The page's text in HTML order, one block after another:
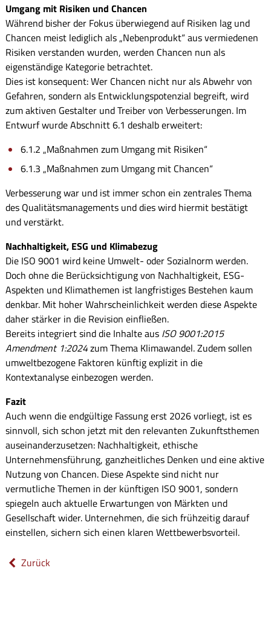
Umgang mit Risiken und Chancen
Während bisher der Fokus überwiegend auf Risiken lag und
Chancen meist lediglich als „Nebenprodukt“ aus vermiedenen
Risiken verstanden wurden, werden Chancen nun als
eigenständige Kategorie betrachtet.
Dies ist konsequent: Wer Chancen nicht nur als Abwehr von
Gefahren, sondern als Entwicklungspotenzial begreift, wird
zum aktiven Gestalter und Treiber von Verbesserungen. Im
Entwurf wurde Abschnitt 6.1 deshalb erweitert:
6.1.2 „Maßnahmen zum Umgang mit Risiken“
6.1.3 „Maßnahmen zum Umgang mit Chancen“
Verbesserung war und ist immer schon ein zentrales Thema
des Qualitätsmanagements und dies wird hiermit bestätigt
und verstärkt.
Nachhaltigkeit, ESG und Klimabezug
Die ISO 9001 wird keine Umwelt- oder Sozialnorm werden.
Doch ohne die Berücksichtigung von Nachhaltigkeit, ESG-
Aspekten und Klimathemen ist langfristiges Bestehen kaum
denkbar. Mit hoher Wahrscheinlichkeit werden diese Aspekte
daher stärker in die Revision einfließen.
Bereits integriert sind die Inhalte aus ISO 9001:2015
Amendment 1:2024zum Thema Klimawandel. Zudem sollen
umweltbezogene Faktoren künftig explizit in die
Kontextanalyse einbezogen werden.
Fazit
Auch wenn die endgültige Fassung erst 2026 vorliegt, ist es
sinnvoll, sich schon jetzt mit den relevanten Zukunftsthemen
auseinanderzusetzen: Nachhaltigkeit, ethische
Unternehmensführung, ganzheitliches Denken und eine aktive
Nutzung von Chancen. Diese Aspekte sind nicht nur
vermutliche Themen in der künftigen ISO 9001, sondern
spiegeln auch aktuelle Erwartungen von Märkten und
Gesellschaft wider. Unternehmen, die sich frühzeitig darauf
einstellen, sichern sich einen klaren Wettbewerbsvorteil.
Zurück